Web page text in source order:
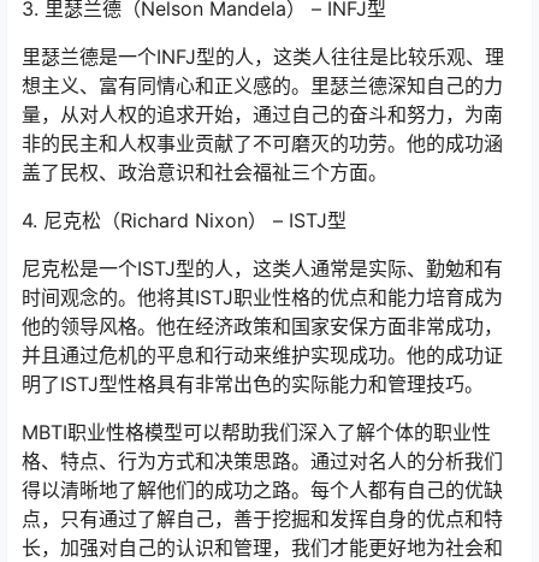
3. 里瑟兰德（Nelson Mandela） – INFJ型
里瑟兰德是一个INFJ型的人，这类人往往是比较乐观、理
想主义、富有同情心和正义感的。里瑟兰德深知自己的力
量，从对人权的追求开始，通过自己的奋斗和努力，为南
非的民主和人权事业贡献了不可磨灭的功劳。他的成功涵
盖了民权、政治意识和社会福祉三个方面。
4. 尼克松（Richard Nixon） – ISTJ型
尼克松是一个ISTJ型的人，这类人通常是实际、勤勉和有
时间观念的。他将其ISTJ职业性格的优点和能力培育成为
他的领导风格。他在经济政策和国家安保方面非常成功，
并且通过危机的平息和行动来维护实现成功。他的成功证
明了ISTJ型性格具有非常出色的实际能力和管理技巧。
MBTI职业性格模型可以帮助我们深入了解个体的职业性
格、特点、行为方式和决策思路。通过对名人的分析我们
得以清晰地了解他们的成功之路。每个人都有自己的优缺
点，只有通过了解自己，善于挖掘和发挥自身的优点和特
长，加强对自己的认识和管理，我们才能更好地为社会和